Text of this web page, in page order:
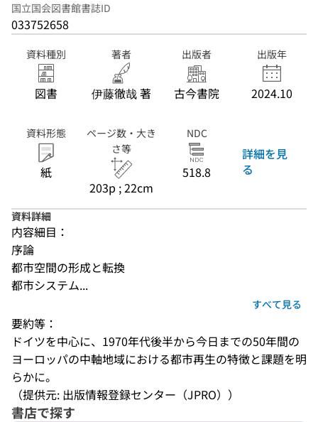
国立国会図書館書誌ID
033752658
資料種別
図書
著者
伊藤徹哉 著
出版者
古今書院
出版年
2024.10
資料形態
紙
ページ数・大き
さ等
203p ; 22cm
NDC
518.8
詳細を見
る
資料詳細
内容細目：
序論
都市空間の形成と転換
都市システム...
すべて見る
要約等：
ドイツを中心に、1970年代後半から今日までの50年間の
ヨーロッパの中軸地域における都市再生の特徴と課題を明
らかに。
（提供元: 出版情報登録センター（JPRO））
書店で探す